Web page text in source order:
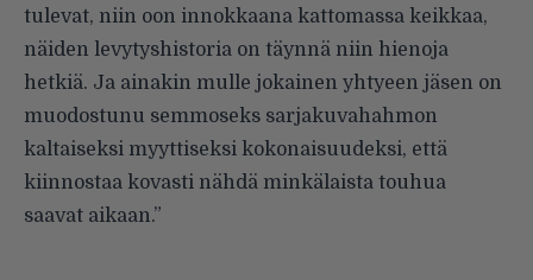
tulevat, niin oon innokkaana kattomassa keikkaa,
näiden levytyshistoria on täynnä niin hienoja
hetkiä. Ja ainakin mulle jokainen yhtyeen jäsen on
muodostunu semmoseks sarjakuvahahmon
kaltaiseksi myyttiseksi kokonaisuudeksi, että
kiinnostaa kovasti nähdä minkälaista touhua
saavat aikaan.”